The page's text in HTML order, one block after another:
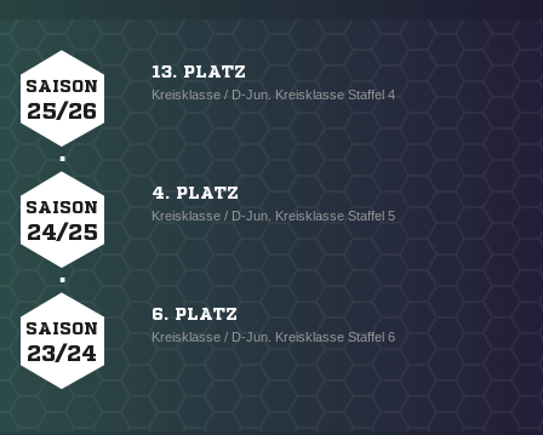
SAISON
25/26
13. PLATZ
Kreisklasse / D-Jun. Kreisklasse Staffel 4
SAISON
24/25
4. PLATZ
Kreisklasse / D-Jun. Kreisklasse Staffel 5
SAISON
23/24
6. PLATZ
Kreisklasse / D-Jun. Kreisklasse Staffel 6